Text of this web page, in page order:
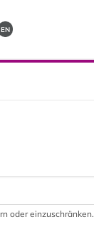
EN
oder einzuschränken.